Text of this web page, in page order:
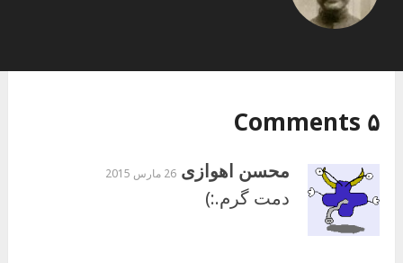
۵ Comments
محسن اهوازی 26 مارس 2015
دمت گرم.:)